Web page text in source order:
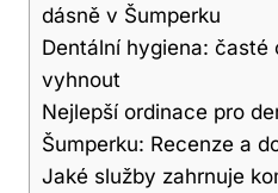
dásně v Šumperku
Dentální hygiena: časté
vyhnout
Nejlepší ordinace pro
Šumperku: Recenze a
Jaké služby zahrnuje